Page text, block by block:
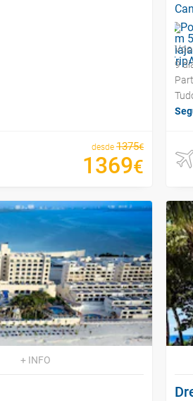
desde 1375€
1369€
9
+ INFO